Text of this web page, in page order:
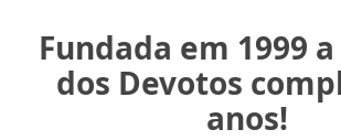
Fundada em 1999
dos Devotos
anos!